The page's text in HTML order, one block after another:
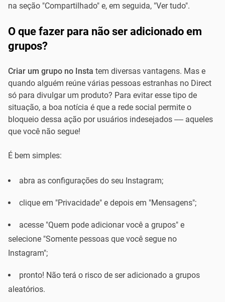
na seção "Compartilhado" e, em seguida, "Ver tudo".
O que fazer para não ser adicionado em
grupos?
Criar um grupo no Insta tem diversas vantagens. Mas e
quando alguém reúne várias pessoas estranhas no Direct
só para divulgar um produto? Para evitar esse tipo de
situação, a boa notícia é que a rede social permite o
bloqueio dessa ação por usuários indesejados –– aqueles
que você não segue!
É bem simples:
abra as configurações do seu Instagram;
clique em "Privacidade" e depois em "Mensagens";
acesse "Quem pode adicionar você a grupos" e
selecione "Somente pessoas que você segue no
Instagram";
pronto! Não terá o risco de ser adicionado a grupos
aleatórios.